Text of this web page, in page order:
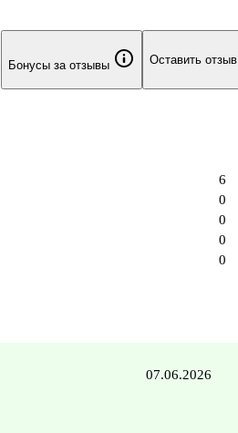
Бонусы за отзывы Оставить отзыв
0
0
0
0
6
07.06.2026